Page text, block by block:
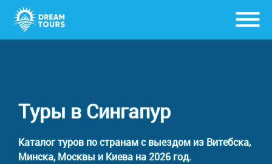
Туры в Сингапур
Каталог туров по странам с выездом из Витебска,
Минска, Москвы и Киева на 2026 год.